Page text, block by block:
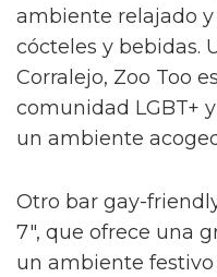
ambiente relajado
cócteles y bebidas.
Corralejo, Zoo Too
comunidad LGBT+
un ambiente
Otro bar gay-
7", que ofrece una
un ambiente